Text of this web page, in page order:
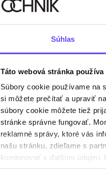
Súhlas
Táto webová stránka
Súbory cookie používame na
si môžete prečítať a upraviť
súbory cookie môžete tiež
stránke správne fungovať.
reklamné správy, ktoré vás
našu stránku, zdieľame s
kombinovať s ďalšími údajmi,